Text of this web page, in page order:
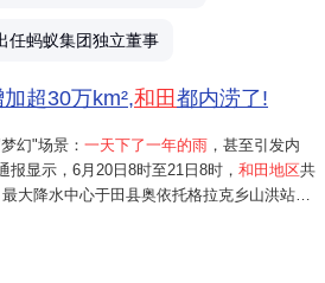
任蚂蚁集团独立董事
超30万km²,和田 都内涝了!
幻"场景： 一天下了一年的雨 ，甚至引发内
报显示，6月20日8时至21日8时， 和田地区共
大降水中心于田县奥依托格拉克乡山洪站降
的单日降水量则达到64.7毫米，要知道，在正